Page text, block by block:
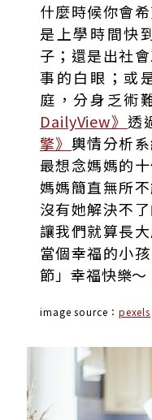
什麼時候你會
是上學時間快
子；還是出社
事的白眼；或
庭，分身乏術
DailyView》 透
擎》 輿情分析
最想念媽媽的
媽媽簡直無所
沒有她解決不
讓我們就算長
當個幸福的小
節」幸福快樂～
image source： pexels